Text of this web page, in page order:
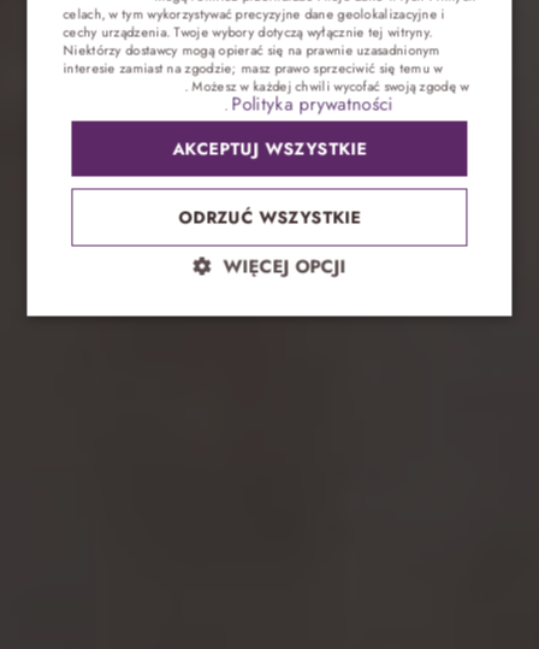
CZECH
celach, w tym wykorzystywać precyzyjne dane geolokalizacyjne i
cechy urządzenia. Twoje wybory dotyczą wyłącznie tej witryny.
Niektórzy dostawcy mogą opierać się na prawnie uzasadnionym
interesie zamiast na zgodzie; masz prawo sprzeciwić się temu w
. Możesz w każdej chwili wycofać swoją zgodę w
. Polityka prywatności
AKCEPTUJ WSZYSTKIE
ODRZUĆ WSZYSTKIE
WIĘCEJ OPCJI